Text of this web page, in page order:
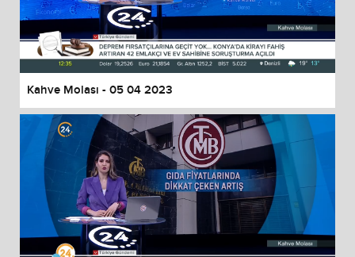
Kahve Molası - 05 04 2023